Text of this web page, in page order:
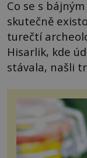
Co se s
skutečně
turečtí
Hisarlik, kde
stávala, našli